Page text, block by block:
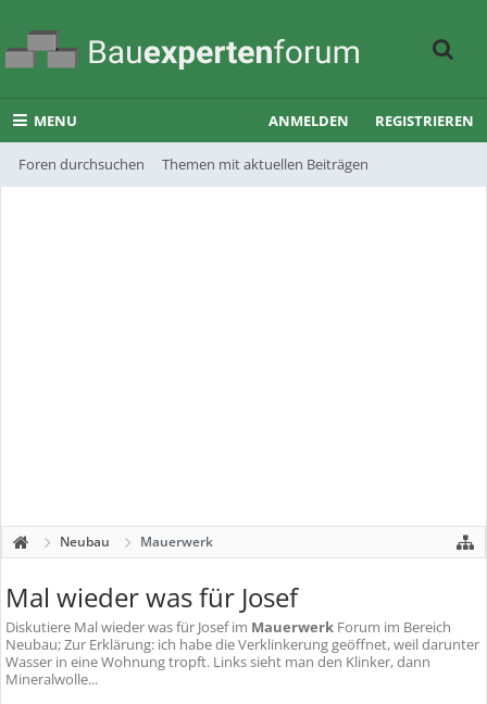
MENU
Foren durchsuchen Themen mit aktuellen Beiträgen
ANMELDEN REGISTRIEREN
Neubau Mauerwerk
Mal wieder was für Josef
Diskutiere Mal wieder was für Josefim Mauerwerk Forum im Bereich
Neubau; Zur Erklärung: ich habe die Verklinkerung geöffnet, weil darunter
Wasser in eine Wohnung tropft. Links sieht man den Klinker, dann
Mineralwolle...